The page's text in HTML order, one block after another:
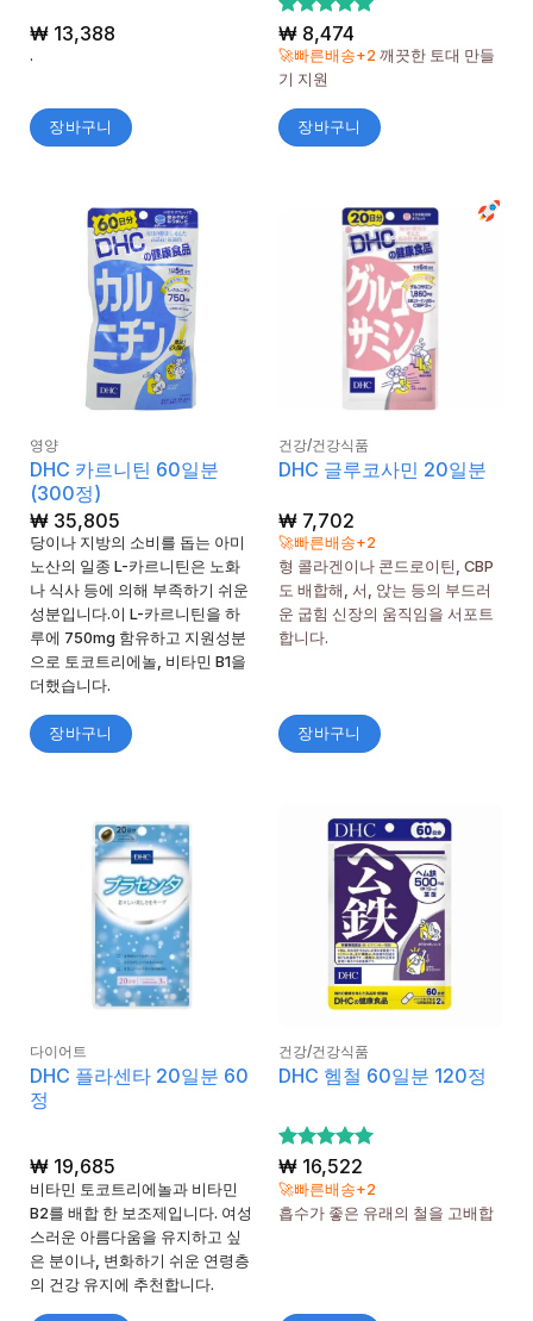
₩13,388
.
장바구니
5 중에서
5로 평가
됨
₩8,474
🚀빠른배송+2 깨끗한 토대 만들
기 지원
장바구니
영양
DHC 카르니틴 60일분
(300정)
₩35,805
당이나 지방의 소비를 돕는 아미
노산의 일종 L-카르니틴은 노화
나 식사 등에 의해 부족하기 쉬운
성분입니다.이 L-카르니틴을 하
루에 750mg 함유하고 지원성분
으로 토코트리에놀, 비타민 B1을
더했습니다.
장바구니
건강/건강식품
DHC 글루코사민 20일분
₩7,702
🚀빠른배송+2
형 콜라겐이나 콘드로이틴, CBP
도 배합해, 서, 앉는 등의 부드러
운 굽힘 신장의 움직임을 서포트
합니다.
장바구니
다이어트
DHC 플라센타 20일분 60
정
₩19,685
비타민 토코트리에놀과 비타민
B2를 배합 한 보조제입니다. 여성
스러운 아름다움을 유지하고 싶
은 분이나, 변화하기 쉬운 연령층
의 건강 유지에 추천합니다.
건강/건강식품
DHC 헴철 60일분 120정
5 중에서
5로 평가
됨
₩16,522
🚀빠른배송+2
흡수가 좋은 유래의 철을 고배합